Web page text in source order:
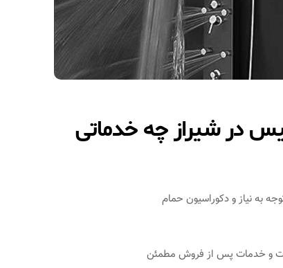
در شیراز چه خدماتی
به نیاز و دکوراسیون حمام
و خدمات پس از فروش مطمئن